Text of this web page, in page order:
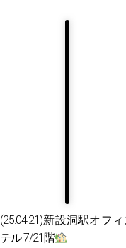
(25.04.21)新設洞駅オフィ
テル 7/21階